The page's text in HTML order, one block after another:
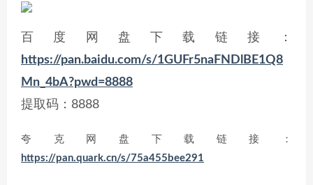
百度网盘下载链接：
https://pan.baidu.com/s/1GUFr5naFNDlBE1Q8
Mn_4bA?pwd=8888
提取码：8888
夸克网盘下载链接：
https://pan.quark.cn/s/75a455bee291